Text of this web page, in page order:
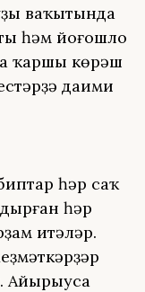
ваҡытында
һәм йоғошло
ҡаршы көрәш
даими
һәр саҡ
һәр
итәләр.
Айырыуса